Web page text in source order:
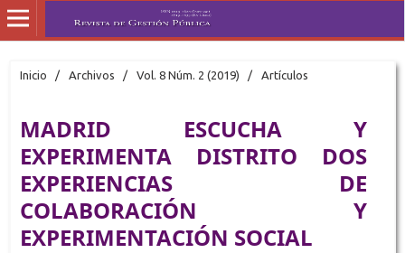
Inicio / Archivos / Vol. 8 Núm. 2 (2019) / Artículos
MADRID ESCUCHA Y
EXPERIMENTA DISTRITO DOS
EXPERIENCIAS DE
COLABORACIÓN Y
EXPERIMENTACIÓN SOCIAL